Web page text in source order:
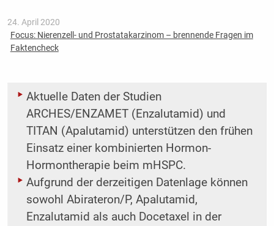
24. April 2020
Focus: Nierenzell- und Prostatakarzinom – brennende Fragen im
Faktencheck
Aktuelle Daten der Studien
ARCHES/ENZAMET (Enzalutamid) und
TITAN (Apalutamid) unterstützen den frühen
Einsatz einer kombinierten Hormon-
Hormontherapie beim mHSPC.
Aufgrund der derzeitigen Datenlage können
sowohl Abirateron/P, Apalutamid,
Enzalutamid als auch Docetaxel in der